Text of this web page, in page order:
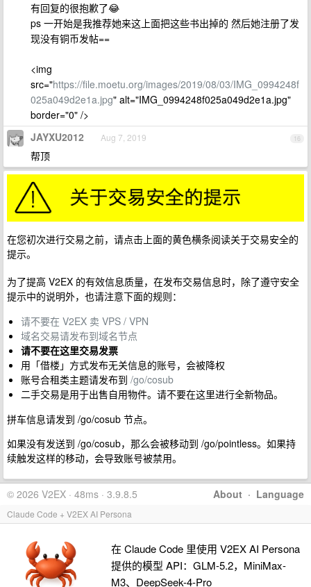
有回复的很抱歉了😂
ps 一开始是我推荐她来这上面把这些书出掉的 然后她注册了发
现没有铜币发帖==
<img
src="https://file.moetu.org/images/2019/08/03/IMG_0994248f
025a049d2e1a.jpg" alt="IMG_0994248f025a049d2e1a.jpg"
border="0" />
16
JAYXU2012 Aug 7, 2019
帮顶
在您初次进行交易之前，请点击上面的黄色横条阅读关于交易安全的
提示。
为了提高 V2EX 的有效信息质量，在发布交易信息时，除了遵守安全
提示中的说明外，也请注意下面的规则：
请不要在 V2EX 卖 VPS / VPN
域名交易请发布到域名节点
请不要在这里交易发票
用「借楼」方式发布无关信息的账号，会被降权
账号合租类主题请发布到 /go/cosub
二手交易是用于出售自用物件。请不要在这里进行全新物品。
拼车信息请发到 /go/cosub 节点。
如果没有发送到 /go/cosub，那么会被移动到 /go/pointless。如果持
续触发这样的移动，会导致账号被禁用。
About · Language
© 2026 V2EX · 48ms · 3.9.8.5
Claude Code + V2EX AI Persona
在 Claude Code 里使用 V2EX AI Persona
提供的模型 API：GLM-5.2，MiniMax-
M3、DeepSeek-4-Pro